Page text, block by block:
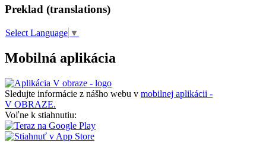
Preklad (translations)
Select Language ▼
Mobilná aplikácia
Sledujte informácie z nášho webu v mobilnej aplikácii -
V OBRAZE.
Voľne k stiahnutiu: